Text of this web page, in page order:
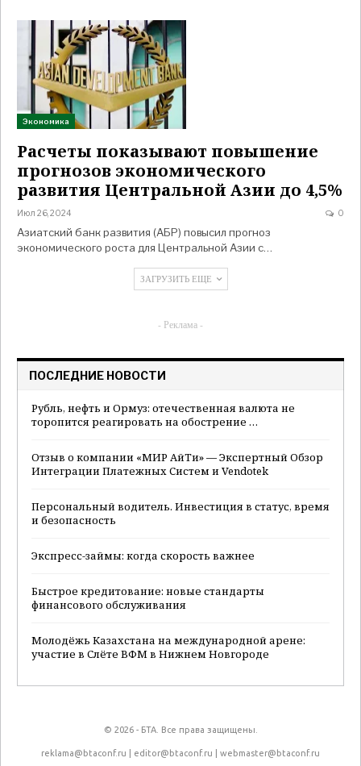
Экономика
Расчеты показывают повышение
прогнозов экономического
развития Центральной Азии до 4,5%
Июл 26, 2024 0
Азиатский банк развития (АБР) повысил прогноз
экономического роста для Центральной Азии с…
ЗАГРУЗИТЬ ЕЩЕ
- Реклама -
ПОСЛЕДНИЕ НОВОСТИ
Рубль, нефть и Ормуз: отечественная валюта не
торопится реагировать на обострение …
Отзыв о компании «МИР АйТи» — Экспертный Обзор
Интеграции Платежных Систем и Vendotek
Персональный водитель. Инвестиция в статус, время
и безопасность
Экспресс-займы: когда скорость важнее
Быстрое кредитование: новые стандарты
финансового обслуживания
Молодёжь Казахстана на международной арене:
участие в Слёте ВФМ в Нижнем Новгороде
© 2026 - БТА. Все права защищены.
reklama@btaconf.ru editor@btaconf.ru webmaster@btaconf.ru